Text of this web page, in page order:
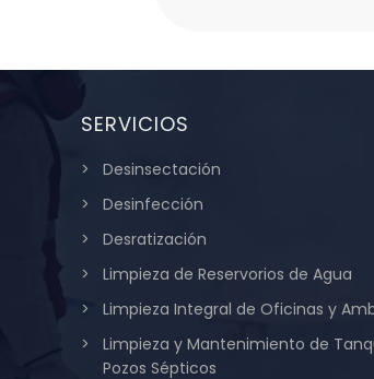
SERVICIOS
Desinsectación
Desinfección
Desratización
Limpieza de Reservorios de Agua
Limpieza Integral de Oficinas y
Limpieza y Mantenimiento de
Pozos Sépticos